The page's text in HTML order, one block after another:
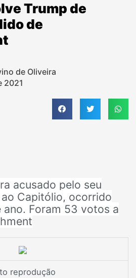
Trump de
de
de Oliveira
2021
acusado pelo seu
Capitólio, ocorrido
ano. Foram 53 votos a
reprodução